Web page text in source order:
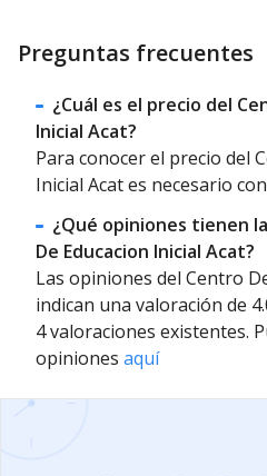
Preguntas frecuentes
¿Cuál es el precio del
Inicial Acat?
Para conocer el precio del
Inicial Acat es necesario
¿Qué opiniones tienen
De Educacion Inicial Acat?
Las opiniones del Centro
indican una valoración de
4 valoraciones existentes.
opiniones aquí